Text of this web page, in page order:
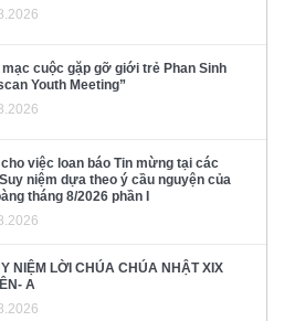
cuộc gặp gỡ giới trẻ Phan Sinh
Youth Meeting”
việc loan báo Tin mừng tại các
niệm dựa theo ý cầu nguyện của
tháng 8/2026 phần I
NIỆM LỜI CHÚA CHÚA NHẬT XIX
A